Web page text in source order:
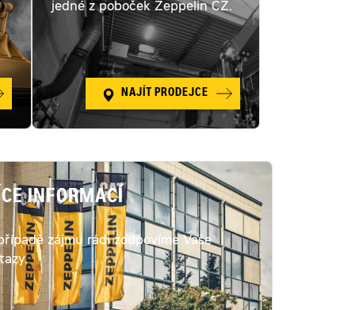
jedné z poboček Zeppelin CZ.
NAJÍT PRODEJCE
INFORMACÍ
zájmu rádi zodpovíme Vaše